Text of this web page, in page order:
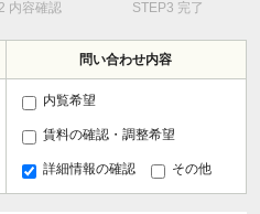
内容確認 STEP3 完了
問い合わせ内容
内覧希望
賃料の確認・調整希望
詳細情報の確認 その他